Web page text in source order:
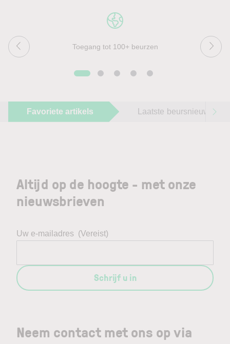
Toegang tot 100+ beurzen
Favoriete artikels Laatste beursnieuws
Neem contact met ons op via
Altijd op de hoogte - met onze
nieuwsbrieven
Uw e-mailadres (Vereist)
Schrijf u in